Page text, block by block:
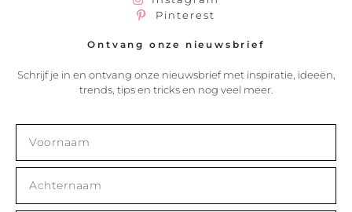
Pinterest
Ontvang onze nieuwsbrief
Schrijf je in en ontvang onze nieuwsbrief met inspiratie, ideeën,
trends, tips en tricks en nog veel meer.